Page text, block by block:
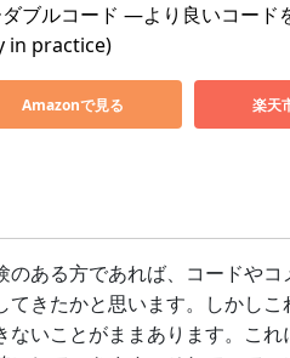
ダブルコード ―より良いコード
in practice)
Amazonで見る 楽天
ある方であれば、コードや
てきたかと思います。しかし
ないことがままあります。こ